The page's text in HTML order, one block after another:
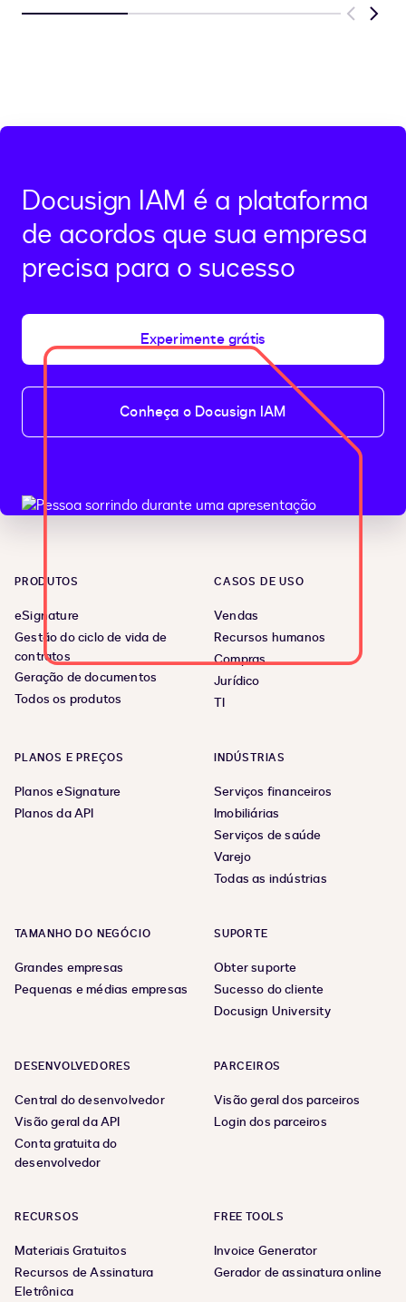
Previous
Next
Docusign IAM é a plataforma
de acordos que sua empresa
precisa para o sucesso
Experimente grátis
Conheça o Docusign IAM
PRODUTOS
eSignature
Gestão do ciclo de vida de
contratos
Geração de documentos
Todos os produtos
CASOS DE USO
Vendas
Recursos humanos
Compras
Jurídico
TI
PLANOS E PREÇOS
Planos eSignature
Planos da API
INDÚSTRIAS
Serviços financeiros
Imobiliárias
Serviços de saúde
Varejo
Todas as indústrias
TAMANHO DO NEGÓCIO
Grandes empresas
Pequenas e médias empresas
SUPORTE
Obter suporte
Sucesso do cliente
Docusign University
DESENVOLVEDORES
Central do desenvolvedor
Visão geral da API
Conta gratuita do
desenvolvedor
PARCEIROS
Visão geral dos parceiros
Login dos parceiros
RECURSOS
Materiais Gratuitos
Recursos de Assinatura
Eletrônica
FREE TOOLS
Invoice Generator
Gerador de assinatura online